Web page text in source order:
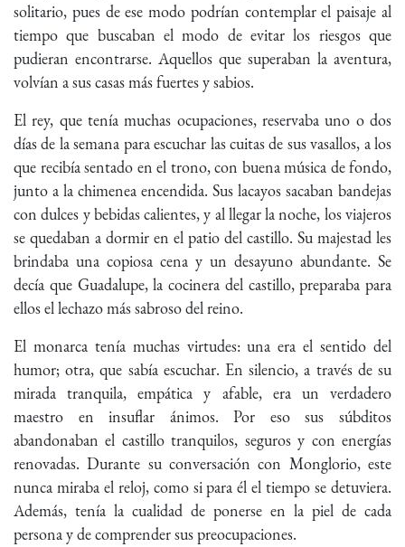
solitario, pues de ese modo podrían contemplar el paisaje al
tiempo que buscaban el modo de evitar los riesgos que
pudieran encontrarse. Aquellos que superaban la aventura,
volvían a sus casas más fuertes y sabios.
El rey, que tenía muchas ocupaciones, reservaba uno o dos
días de la semana para escuchar las cuitas de sus vasallos, a los
que recibía sentado en el trono, con buena música de fondo,
junto a la chimenea encendida. Sus lacayos sacaban bandejas
con dulces y bebidas calientes, y al llegar la noche, los viajeros
se quedaban a dormir en el patio del castillo. Su majestad les
brindaba una copiosa cena y un desayuno abundante. Se
decía que Guadalupe, la cocinera del castillo, preparaba para
ellos el lechazo más sabroso del reino.
El monarca tenía muchas virtudes: una era el sentido del
humor; otra, que sabía escuchar. En silencio, a través de su
mirada tranquila, empática y afable, era un verdadero
maestro en insuflar ánimos. Por eso sus súbditos
abandonaban el castillo tranquilos, seguros y con energías
renovadas. Durante su conversación con Monglorio, este
nunca miraba el reloj, como si para él el tiempo se detuviera.
Además, tenía la cualidad de ponerse en la piel de cada
persona y de comprender sus preocupaciones.